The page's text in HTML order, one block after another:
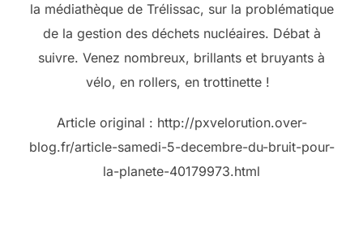
la médiathèque de Trélissac, sur la problématique
de la gestion des déchets nucléaires. Débat à
suivre. Venez nombreux, brillants et bruyants à
vélo, en rollers, en trottinette !
Article original : http://pxvelorution.over-
blog.fr/article-samedi-5-decembre-du-bruit-pour-
la-planete-40179973.html